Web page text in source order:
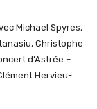
Michael Spyres,
Christophe
d’Astrée –
Hervieu-